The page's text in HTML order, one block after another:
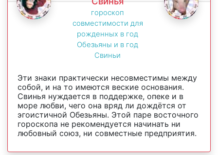
гороскоп
совместимости для
рожденных в год
Обезьяны и в год
Свиньи
Эти знаки практически несовместимы между
собой, и на то имеются веские основания.
Свинья нуждается в поддержке, опеке и в
море любви, чего она вряд ли дождётся от
эгоистичной Обезьяны. Этой паре восточного
гороскопа не рекомендуется начинать ни
любовный союз, ни совместные предприятия.